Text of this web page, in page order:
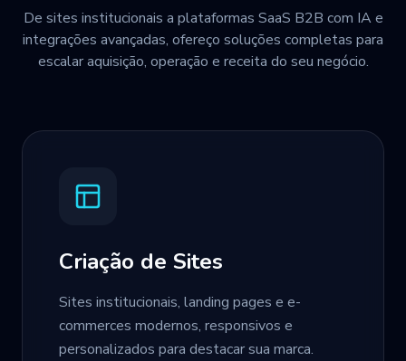
De sites institucionais a plataformas SaaS B2B com IA e
integrações avançadas, ofereço soluções completas para
escalar aquisição, operação e receita do seu negócio.
Criação de Sites
Sites institucionais, landing pages e e-
commerces modernos, responsivos e
personalizados para destacar sua marca.